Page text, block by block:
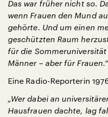
Das war früher nicht so.
wenn Frauen den Mund
gehörte. Und um einen
geschützten Raum
für die
Männer – aber für Frauen.“
Eine Radio-Reporterin
„Wer dabei an
Hausfrauen dachte, lag